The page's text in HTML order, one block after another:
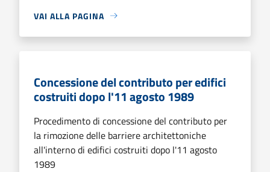
VAI ALLA PAGINA
Concessione del contributo per edifici
costruiti dopo l'11 agosto 1989
Procedimento di concessione del contributo per
la rimozione delle barriere architettoniche
all'interno di edifici costruiti dopo l'11 agosto
1989